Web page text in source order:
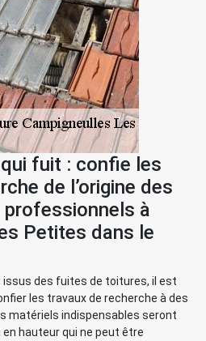
fuit : confie les
de l’origine des
à
Petites dans le
issus des fuites de toitures, il est
les travaux de recherche à des
matériels indispensables seront
hauteur qui ne peut être